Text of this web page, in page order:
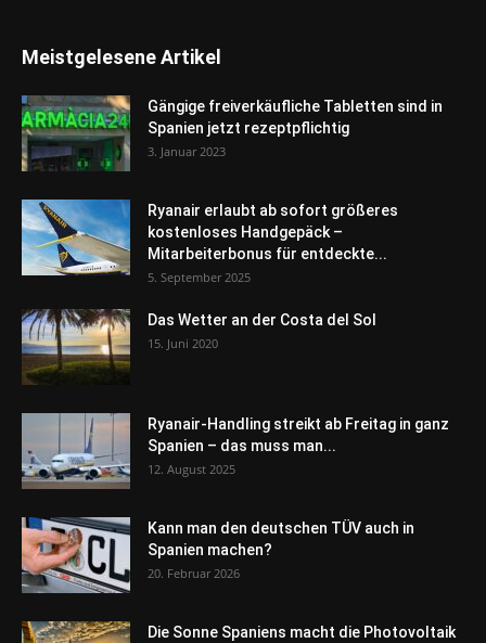
Meistgelesene Artikel
Gängige freiverkäufliche Tabletten sind in
Spanien jetzt rezeptpflichtig
3. Januar 2023
Ryanair erlaubt ab sofort größeres
kostenloses Handgepäck –
Mitarbeiterbonus für entdeckte...
5. September 2025
Das Wetter an der Costa del Sol
15. Juni 2020
Ryanair-Handling streikt ab Freitag in ganz
Spanien – das muss man...
12. August 2025
Kann man den deutschen TÜV auch in
Spanien machen?
20. Februar 2026
Die Sonne Spaniens macht die Photovoltaik